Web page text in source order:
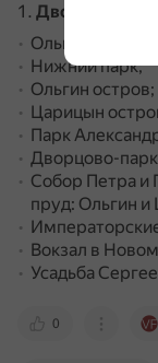
Дворец
Ольгинские
Нижний парк;
Ольгин остров;
Царицын
Парк
Дворцово-
Собор Петра и
пруд: Ольгин
Вокзал в
Усадьба
0